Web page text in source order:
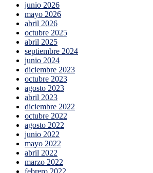
junio 2026
mayo 2026
abril 2026
octubre 2025
abril 2025
septiembre 2024
junio 2024
diciembre 2023
octubre 2023
agosto 2023
abril 2023
diciembre 2022
octubre 2022
agosto 2022
junio 2022
mayo 2022
abril 2022
marzo 2022